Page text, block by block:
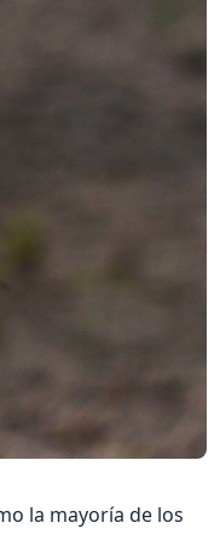
la mayoría de los